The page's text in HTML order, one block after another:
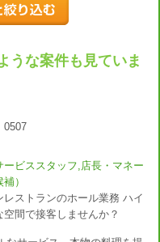
うな案件も見ていま
0507
ービススタッフ,店長・マネー
）
レストランのホール業務 ハイ
空間で接客しませんか？